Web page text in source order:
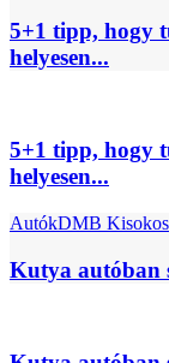
5+1 tipp, hogy
helyesen...
5+1 tipp, hogy
helyesen...
AutókDMB Kisokos
Kutya autóban